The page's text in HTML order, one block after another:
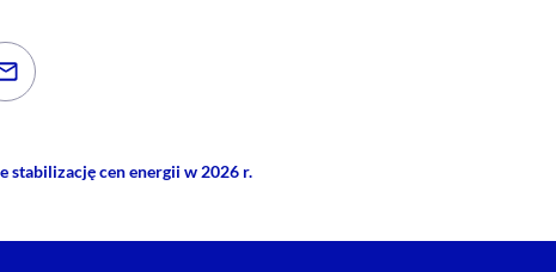
Twitterze
na Facebooku
Udostępnij przez e-mail
stabilizację cen energii w 2026 r.